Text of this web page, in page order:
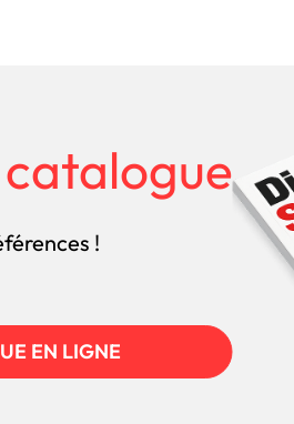
!
EN LIGNE